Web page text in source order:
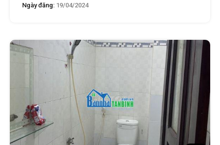
Ngày đăng: 19/04/2024